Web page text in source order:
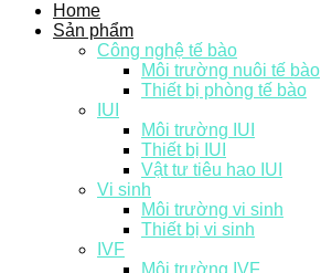
Home
Sản phẩm
Công nghệ tế bào
Môi trường nuôi tế bào
Thiết bị phòng tế bào
IUI
Môi trường IUI
Thiết bị IUI
Vật tư tiêu hao IUI
Vi sinh
Môi trường vi sinh
Thiết bị vi sinh
IVF
Môi trường IVF